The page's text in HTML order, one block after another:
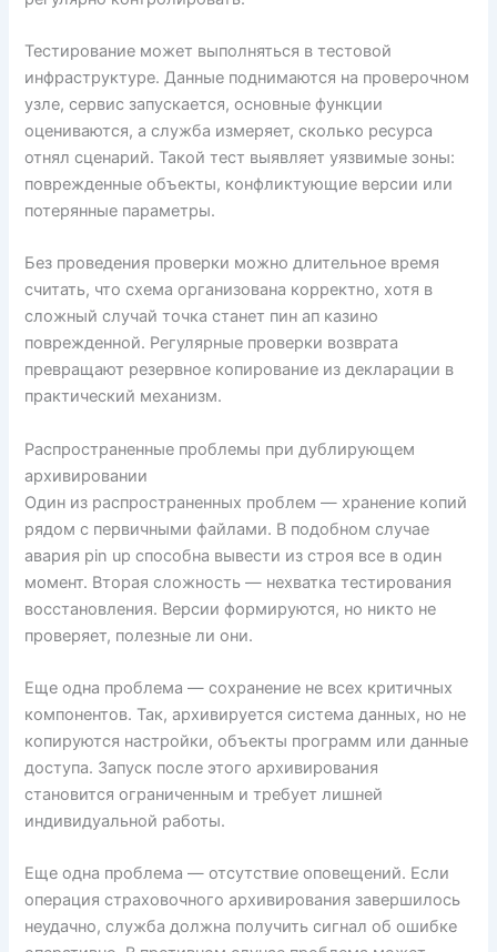
Тестирование может выполняться в тестовой
инфраструктуре. Данные поднимаются на проверочном
узле, сервис запускается, основные функции
оцениваются, а служба измеряет, сколько ресурса
отнял сценарий. Такой тест выявляет уязвимые зоны:
поврежденные объекты, конфликтующие версии или
потерянные параметры.
Без проведения проверки можно длительное время
считать, что схема организована корректно, хотя в
сложный случай точка станет пин ап казино
поврежденной. Регулярные проверки возврата
превращают резервное копирование из декларации в
практический механизм.
Распространенные проблемы при дублирующем
архивировании
Один из распространенных проблем — хранение копий
рядом с первичными файлами. В подобном случае
авария pin up способна вывести из строя все в один
момент. Вторая сложность — нехватка тестирования
восстановления. Версии формируются, но никто не
проверяет, полезные ли они.
Еще одна проблема — сохранение не всех критичных
компонентов. Так, архивируется система данных, но не
копируются настройки, объекты программ или данные
доступа. Запуск после этого архивирования
становится ограниченным и требует лишней
индивидуальной работы.
Еще одна проблема — отсутствие оповещений. Если
операция страховочного архивирования завершилось
неудачно, служба должна получить сигнал об ошибке